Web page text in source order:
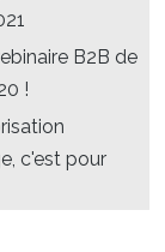
B2B de
!
c'est pour